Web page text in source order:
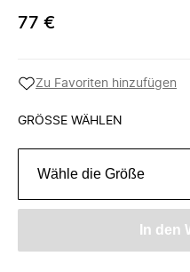
77 €
Zu Favoriten hinzufügen
GRÖSSE WÄHLEN
Wähle die Größe
In den